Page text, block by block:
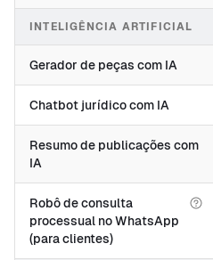
INTELIGÊNCIA ARTIFICIAL
Gerador de peças com IA
Chatbot jurídico com IA
Resumo de publicações com
IA
Robô de consulta
processual no WhatsApp
(para clientes)